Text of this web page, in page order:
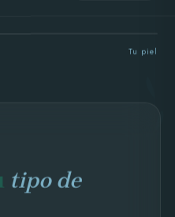
Tu piel
tipo de